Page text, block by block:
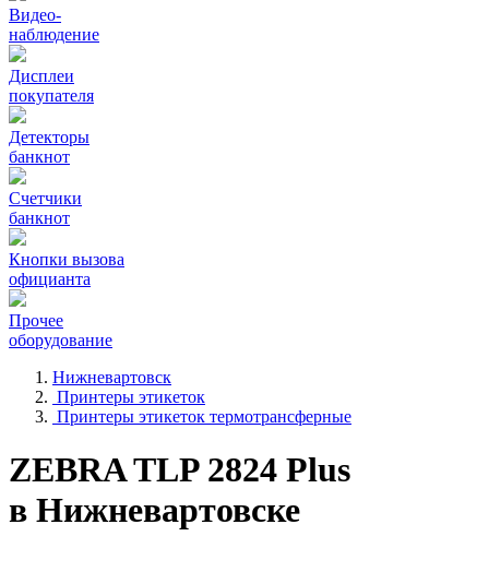
Видео‑
наблюдение
Дисплеи
покупателя
Детекторы
банкнот
Счетчики
банкнот
Кнопки вызова
официанта
Прочее
оборудование
Нижневартовск
Принтеры этикеток
Принтеры этикеток термотрансферные
ZEBRA TLP 2824 Plus
в Нижневартовске